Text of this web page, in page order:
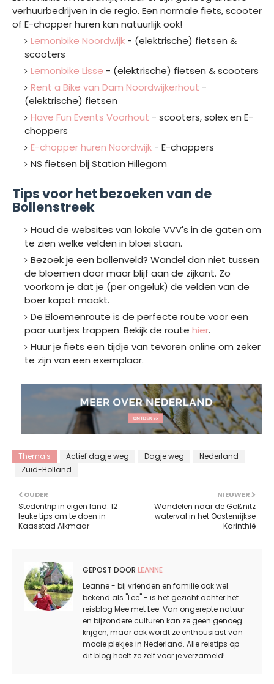
verhuurbedrijven in de regio. Een normale fiets, scooter
of E-chopper huren kan natuurlijk ook!
Lemonbike Noordwijk - (elektrische) fietsen &
scooters
Lemonbike Lisse - (elektrische) fietsen & scooters
Rent a Bike van Dam Noordwijkerhout -
(elektrische) fietsen
Have Fun Events Voorhout - scooters, solex en E-
choppers
E-chopper huren Noordwijk - E-choppers
NS fietsen bij Station Hillegom
Tips voor het bezoeken van de
Bollenstreek
Houd de websites van lokale VVV's in de gaten om
te zien welke velden in bloei staan.
Bezoek je een bollenveld? Wandel dan niet tussen
de bloemen door maar blijf aan de zijkant. Zo
voorkom je dat je (per ongeluk) de velden van de
boer kapot maakt.
De Bloemenroute is de perfecte route voor een
paar uurtjes trappen. Bekijk de route hier.
Huur je fiets een tijdje van tevoren online om zeker
te zijn van een exemplaar.
Thema's Actief dagje weg Dagje weg
Nederland
Zuid-Holland
NIEUWER
Wandelen naar de Gößnitz
waterval in het Oostenrijkse
Karinthië
OUDER
Stedentrip in eigen land: 12
leuke tips om te doen in
Kaasstad Alkmaar
GEPOST DOOR LEANNE
Leanne - bij vrienden en familie ook wel
bekend als "Lee" - is het gezicht achter het
reisblog Mee met Lee. Van ongerepte natuur
en bijzondere culturen kan ze geen genoeg
krijgen, maar ook wordt ze enthousiast van
mooie plekjes in Nederland. Alle reistips op
dit blog heeft ze zelf voor je verzameld!